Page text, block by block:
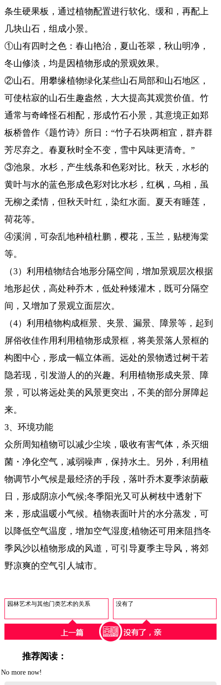
条生硬果板，通过植物配置进行软化、缓和，再配上
几块山石，组成小景。
①山有四时之色：春山艳治，夏山苍翠，秋山明净，
冬山修淡，均是因植物形成的景观效果。
②山石。用攀缘植物绿化某些山石局部和山石地区，
可使枯寂的山石生趣盎然，大大提高其观赏价值。竹
通常与奇峰怪石相配，形成竹石小景，其意境正如郑
板桥曾作《题竹诗》所日：“竹子石块两相宜，群卉群
芳尽弃之。春夏秋时全不变，雪中风味更清奇。”
③池泉。水杉，产生线条和色彩对比。秋天，水杉的
黄叶与水的蓝色形成色彩对比水杉，红枫，乌相，虽
无柳之柔情，但秋天叶红，染红水面。夏天有睡莲，
荷花等。
④溪润，可杂乱地种植杜鹏，樱花，玉兰，贴梗海棠
等。
（3）利用植物结合地形分隔空间，增加景观层次根据
地形起伏，高处种乔木，低处种矮灌木，既可分隔空
间，又增加了景观立面层次。
（4）利用植物构成框景、夹景、漏景、障景等，起到
屏俗收佳作用利用植物形成景框，将美景落人景框的
构图中心，形成一幅立体画。远处的景物透过树干若
隐若现，引发游人的的兴趣。利用植物形成夹景、障
景，可以将远处美的风景更突出，不美的部分屏障起
来。
3、环境功能
众所周知植物可以减少尘埃，吸收有害气体，杀灭细
菌・净化空气，减弱噪声，保持水土。另外，利用植
物调节小气候是最经济的手段，落叶乔木夏季浓荫蔽
日，形成阴凉小气候;冬季阳光又可从树枝中透射下
来，形成温暖小气候。植物表面叶片的水分蒸发，可
以降低空气温度，增加空气湿度;植物还可用来阻挡冬
季风沙以植物形成的风道，可引导夏季主导风，将郊
野凉爽的空气引人城市。
园林艺术与其他门类艺术的关系 没有了
推荐阅读：
No more now!